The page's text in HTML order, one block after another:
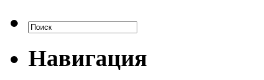
Навигация